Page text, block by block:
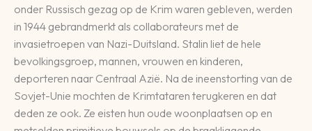
onder Russisch gezag op de Krim waren gebleven, werden
in 1944 gebrandmerkt als collaborateurs met de
invasietroepen van Nazi-Duitsland. Stalin liet de hele
bevolkingsgroep, mannen, vrouwen en kinderen,
deporteren naar Centraal Azië. Na de ineenstorting van de
Sovjet-Unie mochten de Krimtataren terugkeren en dat
deden ze ook. Ze eisten hun oude woonplaatsen op en